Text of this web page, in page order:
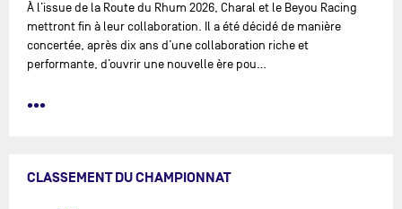
À l’issue de la Route du Rhum 2026, Charal et le Beyou Racing
mettront fin à leur collaboration. Il a été décidé de manière
concertée, après dix ans d’une collaboration riche et
performante, d’ouvrir une nouvelle ère pou…
•••
CLASSEMENT DU CHAMPIONNAT